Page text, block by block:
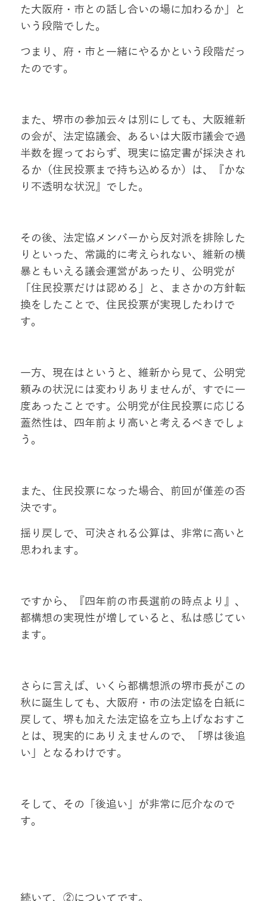
た大阪府・市との話し合いの場に加わるか」と
いう段階でした。
つまり、府・市と一緒にやるかという段階だっ
たのです。
また、堺市の参加云々は別にしても、大阪維新
の会が、法定協議会、あるいは大阪市議会で過
半数を握っておらず、現実に協定書が採決され
るか（住民投票まで持ち込めるか）は、『かな
り不透明な状況』でした。
その後、法定協メンバーから反対派を排除した
りといった、常識的に考えられない、維新の横
暴ともいえる議会運営があったり、公明党が
「住民投票だけは認める」と、まさかの方針転
換をしたことで、住民投票が実現したわけで
す。
一方、現在はというと、維新から見て、公明党
頼みの状況には変わりありませんが、すでに一
度あったことです。公明党が住民投票に応じる
蓋然性は、四年前より高いと考えるべきでしょ
う。
また、住民投票になった場合、前回が僅差の否
決です。
揺り戻しで、可決される公算は、非常に高いと
思われます。
ですから、『四年前の市長選前の時点より』、
都構想の実現性が増していると、私は感じてい
ます。
さらに言えば、いくら都構想派の堺市長がこの
秋に誕生しても、大阪府・市の法定協を白紙に
戻して、堺も加えた法定協を立ち上げなおすこ
とは、現実的にありえませんので、「堺は後追
い」となるわけです。
そして、その「後追い」が非常に厄介なので
す。
続いて、②についてです。